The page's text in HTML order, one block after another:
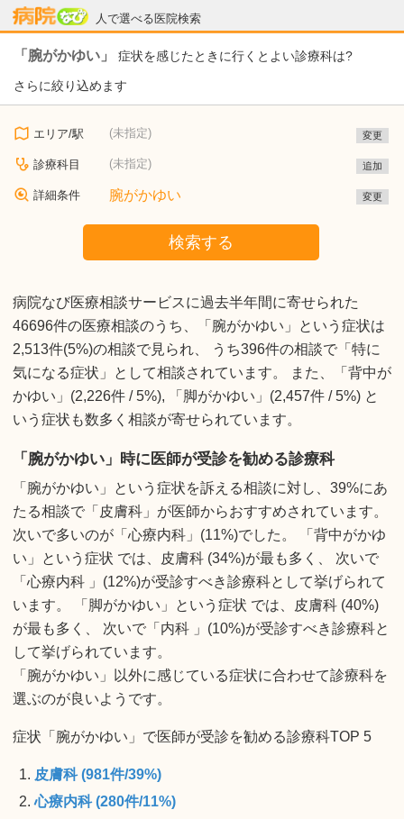
人で選べる医院検索
病院なび
「腕がかゆい」 症状を感じたときに行くとよい診療科は?
さらに絞り込めます
エリア/駅 (未指定) 変更
診療科目 (未指定) 追加
詳細条件 腕がかゆい 変更
検索する
病院なび医療相談サービスに過去半年間に寄せられた
46696件の医療相談のうち、「腕がかゆい」という症状は
2,513件(5%)の相談で見られ、 うち396件の相談で「特に
気になる症状」として相談されています。 また、「背中が
かゆい」(2,226件 / 5%), 「脚がかゆい」(2,457件 / 5%) と
いう症状も数多く相談が寄せられています。
「腕がかゆい」時に医師が受診を勧める診療科
「腕がかゆい」という症状を訴える相談に対し、39%にあ
たる相談で「皮膚科」が医師からおすすめされています。
次いで多いのが「心療内科」(11%)でした。 「背中がかゆ
い」という症状 では、皮膚科 (34%)が最も多く、 次いで
「心療内科 」(12%)が受診すべき診療科として挙げられて
います。 「脚がかゆい」という症状 では、皮膚科 (40%)
が最も多く、 次いで「内科 」(10%)が受診すべき診療科と
して挙げられています。
「腕がかゆい」以外に感じている症状に合わせて診療科を
選ぶのが良いようです。
症状「腕がかゆい」で医師が受診を勧める診療科TOP 5
皮膚科 (981件/39%)
心療内科 (280件/11%)